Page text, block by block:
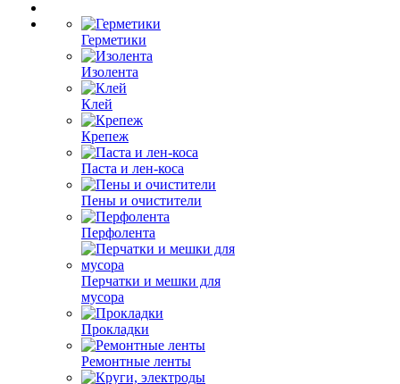
Герметики
Изолента
Клей
Крепеж
Паста и лен-коса
Пены и очистители
Перфолента
Перчатки и мешки для
мусора
Прокладки
Ремонтные ленты